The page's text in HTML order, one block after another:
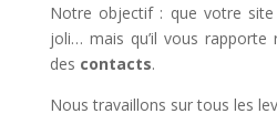
Notre objectif : que votre
joli… mais qu’il vous rapporte
des contacts.
Nous travaillons sur tous les